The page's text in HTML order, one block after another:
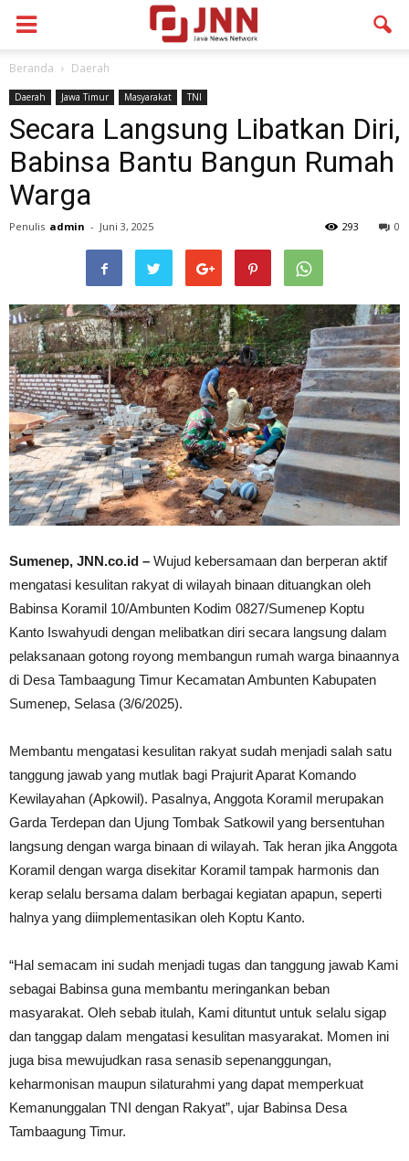
Beranda Daerah
Daerah Jawa Timur Masyarakat TNI
Secara Langsung Libatkan Diri,
Babinsa Bantu Bangun Rumah
Warga
Penulis admin - Juni 3, 2025 0
293
Sumenep, JNN.co.id – Wujud kebersamaan dan berperan aktif
mengatasi kesulitan rakyat di wilayah binaan dituangkan oleh
Babinsa Koramil 10/Ambunten Kodim 0827/Sumenep Koptu
Kanto Iswahyudi dengan melibatkan diri secara langsung dalam
pelaksanaan gotong royong membangun rumah warga binaannya
di Desa Tambaagung Timur Kecamatan Ambunten Kabupaten
Sumenep, Selasa (3/6/2025).
Membantu mengatasi kesulitan rakyat sudah menjadi salah satu
tanggung jawab yang mutlak bagi Prajurit Aparat Komando
Kewilayahan (Apkowil). Pasalnya, Anggota Koramil merupakan
Garda Terdepan dan Ujung Tombak Satkowil yang bersentuhan
langsung dengan warga binaan di wilayah. Tak heran jika Anggota
Koramil dengan warga disekitar Koramil tampak harmonis dan
kerap selalu bersama dalam berbagai kegiatan apapun, seperti
halnya yang diimplementasikan oleh Koptu Kanto.
“Hal semacam ini sudah menjadi tugas dan tanggung jawab Kami
sebagai Babinsa guna membantu meringankan beban
masyarakat. Oleh sebab itulah, Kami dituntut untuk selalu sigap
dan tanggap dalam mengatasi kesulitan masyarakat. Momen ini
juga bisa mewujudkan rasa senasib sepenanggungan,
keharmonisan maupun silaturahmi yang dapat memperkuat
Kemanunggalan TNI dengan Rakyat”, ujar Babinsa Desa
Tambaagung Timur.